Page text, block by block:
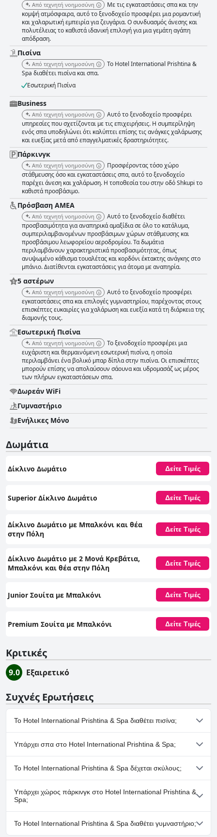
Από τεχνητή νοημοσύνη
Με τις εγκαταστάσεις σπα και την
κομψή ατμόσφαιρα, αυτό το ξενοδοχείο προσφέρει μια ρομαντική
και χαλαρωτική εμπειρία για ζευγάρια. Ο συνδυασμός άνεσης και
πολυτέλειας το καθιστά ιδανική επιλογή για μια γεμάτη αγάπη
απόδραση.
Πισίνα
Από τεχνητή νοημοσύνη
Το Hotel International Prishtina &
Spa διαθέτει πισίνα και σπα.
Εσωτερική Πισίνα
Business
Από τεχνητή νοημοσύνη
Αυτό το ξενοδοχείο προσφέρει
υπηρεσίες που σχετίζονται με τις επιχειρήσεις. Η συμπερίληψη
ενός σπα υποδηλώνει ότι καλύπτει επίσης τις ανάγκες χαλάρωσης
και ευεξίας μετά από επαγγελματικές δραστηριότητες.
Πάρκινγκ
Από τεχνητή νοημοσύνη
Προσφέροντας τόσο χώρο
στάθμευσης όσο και εγκαταστάσεις σπα, αυτό το ξενοδοχείο
παρέχει άνεση και χαλάρωση. Η τοποθεσία του στην οδό Shkupi το
καθιστά προσβάσιμο.
Πρόσβαση ΑΜΕΑ
Από τεχνητή νοημοσύνη
Αυτό το ξενοδοχείο διαθέτει
προσβασιμότητα για αναπηρικά αμαξίδια σε όλο το κατάλυμα,
συμπεριλαμβανομένων προσβάσιμων χώρων στάθμευσης και
προσβάσιμου λεωφορείου αεροδρομίου. Τα δωμάτια
περιλαμβάνουν χαρακτηριστικά προσβασιμότητας, όπως
ανυψωμένο κάθισμα τουαλέτας και κορδόνι έκτακτης ανάγκης στο
μπάνιο. Διατίθενται εγκαταστάσεις για άτομα με αναπηρία.
5 αστέρων
Από τεχνητή νοημοσύνη
Αυτό το ξενοδοχείο προσφέρει
εγκαταστάσεις σπα και επιλογές γυμναστηρίου, παρέχοντας στους
επισκέπτες ευκαιρίες για χαλάρωση και ευεξία κατά τη διάρκεια της
διαμονής τους.
Εσωτερική Πισίνα
Από τεχνητή νοημοσύνη
Το ξενοδοχείο προσφέρει μια
ευχάριστη και θερμαινόμενη εσωτερική πισίνα, η οποία
περιλαμβάνει ένα βολικό μπαρ δίπλα στην πισίνα. Οι επισκέπτες
μπορούν επίσης να απολαύσουν σάουνα και υδρομασάζ ως μέρος
των πλήρων εγκαταστάσεων σπα.
Δωρεάν WiFi
Γυμναστήριο
Ενήλικες Μόνο
Δωμάτια
Δίκλινο Δωμάτιο Δείτε Τιμές
Superior Δίκλινο Δωμάτιο Δείτε Τιμές
Δίκλινο Δωμάτιο με Μπαλκόνι και θέα
στην Πόλη
Δείτε Τιμές
Δίκλινο Δωμάτιο με 2 Μονά Κρεβάτια,
Μπαλκόνι και θέα στην Πόλη
Δείτε Τιμές
Junior Σουίτα με Μπαλκόνι Δείτε Τιμές
Premium Σουίτα με Μπαλκόνι Δείτε Τιμές
Κριτικές
9.0 Εξαιρετικό
Συχνές Ερωτήσεις
Το Hotel International Prishtina & Spa διαθέτει πισίνα;
Ναι, το Hotel International Prishtina & Spa διαθέτει πισίνα/
πισίνες που ανήκουν σε μία ή περισσότερες από τις ακόλουθες
κατηγορίες: Εσωτερική Πισίνα.
Υπάρχει σπα στο Hotel International Prishtina & Spa;
Ναι, το Hotel International Prishtina & Spa διαθέτει σπα.
Το Hotel International Prishtina & Spa δέχεται σκύλους;
Όχι, το Hotel International Prishtina & Spa δεν δέχεται σκύλους.
Υπάρχει χώρος πάρκινγκ στο Hotel International Prishtina &
Spa;
Ναι, υπάρχουν εγκαταστάσεις πάρκινγκ στο Hotel International
Prishtina & Spa.
Το Hotel International Prishtina & Spa διαθέτει γυμναστήριο;